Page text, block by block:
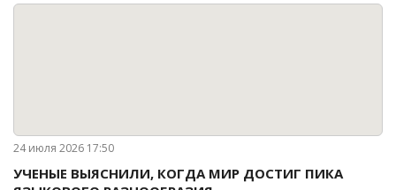
24 июля 2026 17:50
УЧЕНЫЕ ВЫЯСНИЛИ, КОГДА МИР ДОСТИГ ПИКА